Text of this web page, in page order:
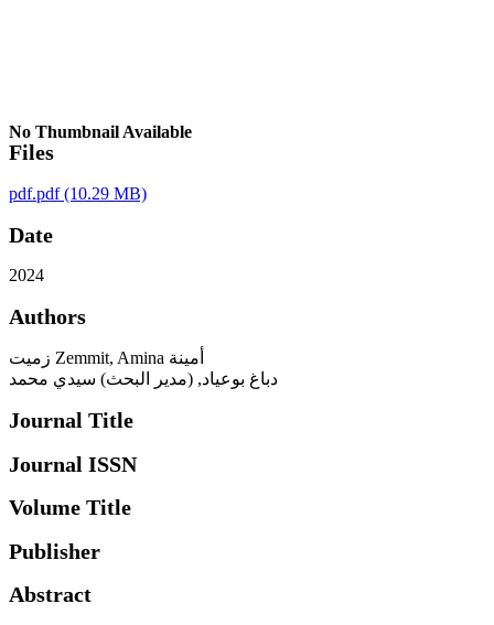
No Thumbnail Available
Files
pdf.pdf(10.29 MB)
Date
2024
Authors
زميت Zemmit, Amina أمينة
دباغ بوعياد, (مدير البحث) سيدي محمد
Journal Title
Journal ISSN
Volume Title
Publisher
Abstract